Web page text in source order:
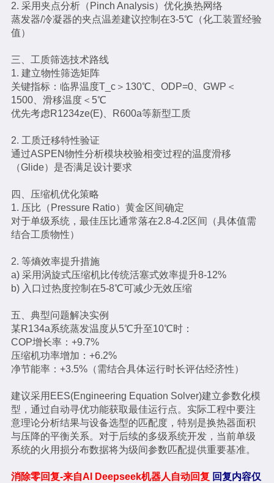
2. 采用夹点分析（Pinch Analysis）优化换热网络
蒸发器/冷凝器的夹点温差建议控制在3-5℃（化工装置经验
值）
三、工质筛选技术路线
1. 建立物性筛选矩阵
关键指标：临界温度T_c＞130℃、ODP=0、GWP＜
1500、滑移温度＜5℃
优先考虑R1234ze(E)、R600a等新型工质
2. 工质迁移特性验证
通过ASPEN物性分析模块校验相变过程的温度滑移
（Glide）是否满足设计要求
四、压缩机优化策略
1. 压比（Pressure Ratio）黄金区间确定
对于单级系统，最佳压比通常落在2.8-4.2区间（具体值需
结合工质物性）
2. 等熵效率提升措施
a) 采用涡旋式压缩机比传统活塞式效率提升8-12%
b) 入口过热度控制在5-8℃可减少无效压缩
五、典型问题解决实例
某R134a系统蒸发温度从5℃升至10℃时：
COP增长率：+9.7%
压缩机功率增加：+6.2%
净节能率：+3.5%（需结合具体运行时长评估经济性）
建议采用EES(Engineering Equation Solver)建立参数化模
型，通过自动寻优功能获取最佳运行点。实际工程中要注
意理论分析结果与设备选型的匹配度，特别是换热器面积
与压降的平衡关系。对于后续的多级系统开发，当前单级
系统的火用损分布数据将为级间参数匹配提供重要基准。
消除零回复-来自AI Deepseek机器人自动回复 回复内容仅